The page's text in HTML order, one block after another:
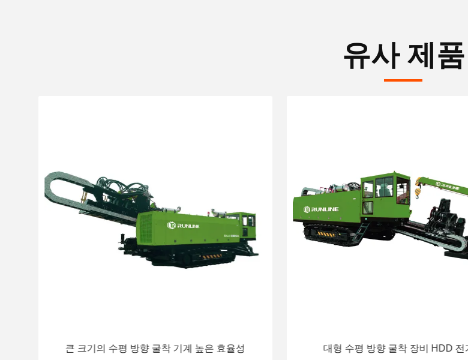
유사 제품
큰 크기의 수평 방향 굴착 기계 높은 효율성 대형 수평 방향 굴착 장비 HDD 전